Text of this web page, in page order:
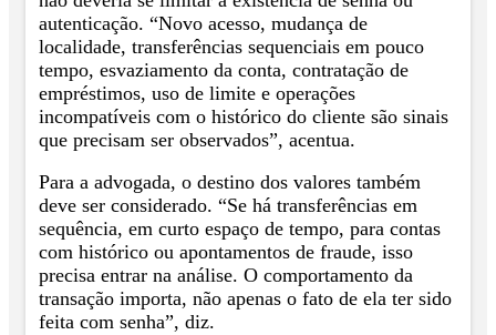
autenticação. “Novo acesso, mudança de
localidade, transferências sequenciais em pouco
tempo, esvaziamento da conta, contratação de
empréstimos, uso de limite e operações
incompatíveis com o histórico do cliente são sinais
que precisam ser observados”, acentua.
Para a advogada, o destino dos valores também
deve ser considerado. “Se há transferências em
sequência, em curto espaço de tempo, para contas
com histórico ou apontamentos de fraude, isso
precisa entrar na análise. O comportamento da
transação importa, não apenas o fato de ela ter sido
feita com senha”, diz.